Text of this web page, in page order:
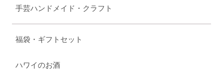
手芸ハンドメイド・クラフト
福袋・ギフトセット
ハワイのお酒